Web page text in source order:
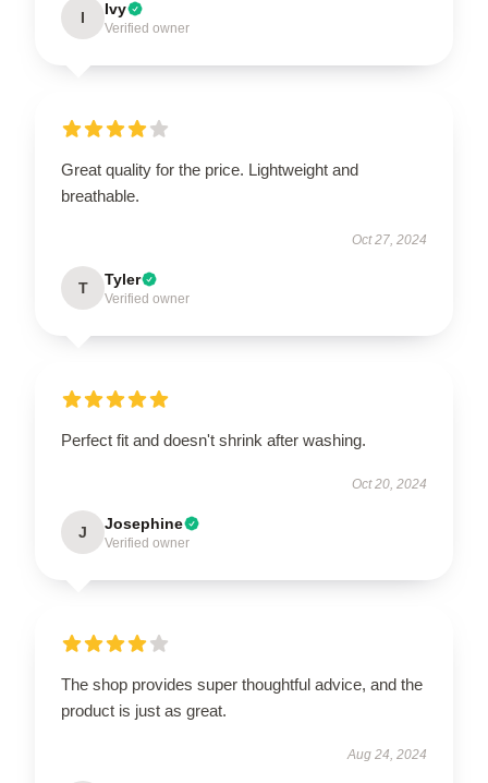
I Ivy
Verified owner
Great quality for the price. Lightweight and
breathable.
Oct 27, 2024
T Tyler
Verified owner
Perfect fit and doesn't shrink after washing.
Oct 20, 2024
J Josephine
Verified owner
The shop provides super thoughtful advice, and the
product is just as great.
Aug 24, 2024